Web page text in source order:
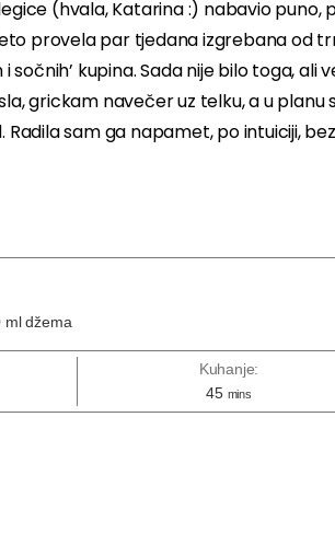
(hvala, Katarina :) nabavio puno,
provela par tjedana izgrebana od
sočnih’ kupina. Sada nije bilo toga,
grickam navečer uz telku, a u planu
Radila sam ga napamet, po intuiciji,
ml džema
Kuhanje:
45 mins